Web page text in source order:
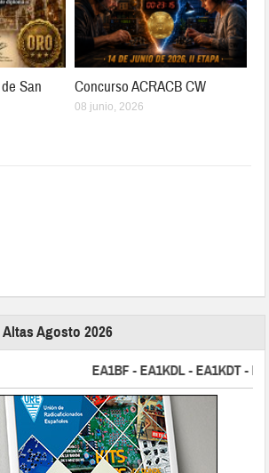
San
Concurso ACRACB CW
08 junio, 2026
Altas Agosto 2026
EA1BF - EA1KDL - EA1KDT -